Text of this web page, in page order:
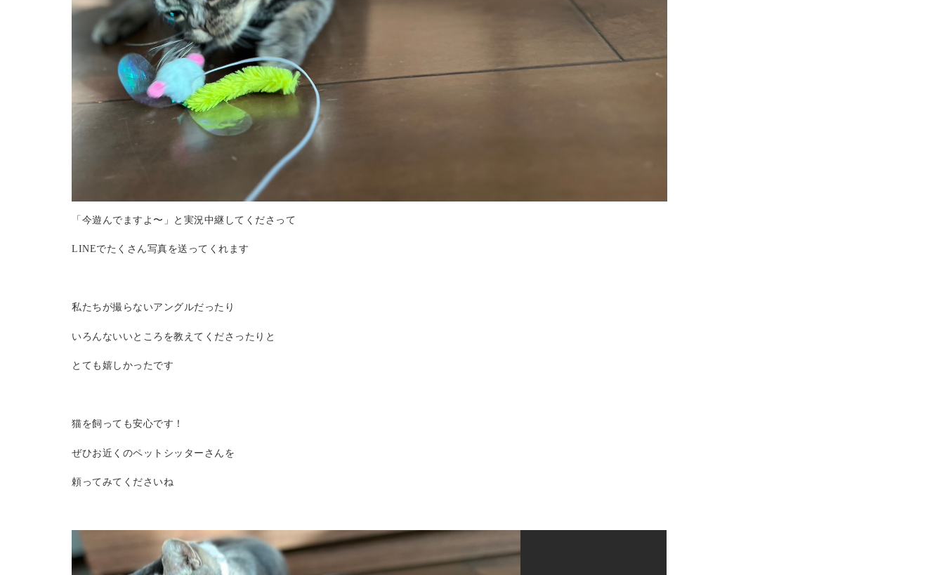
「今遊んでますよ〜」と実況中継してくださって
LINEでたくさん写真を送ってくれます
私たちが撮らないアングルだったり
いろんないいところを教えてくださったりと
とても嬉しかったです
猫を飼っても安心です！
ぜひお近くのペットシッターさんを
頼ってみてくださいね